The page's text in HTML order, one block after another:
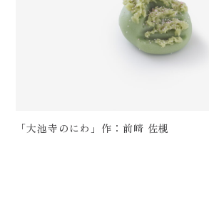
「大池寺のにわ」作：前﨑 佐槻